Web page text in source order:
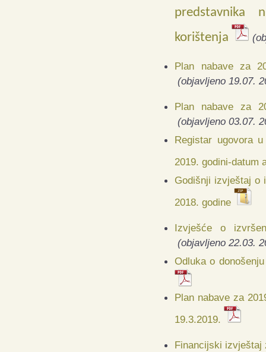
predstavnika
korištenja
Plan nabave za
(objavljeno 19.07.
Plan nabave za
(objavljeno 03.07.
Registar ugovora
2019. godini-datum
Godišnji izvještaj o
2018. godine
Izvješće o
(objavljeno 22.03.
Odluka o
Plan nabave za
19.3.2019.
Financijski izvještaj